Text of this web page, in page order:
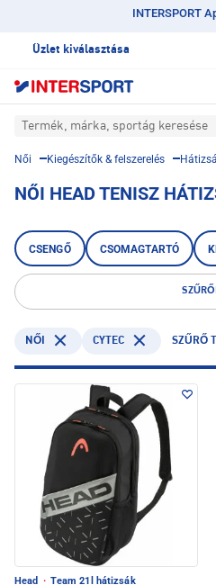
INTERSPORT
Üzlet kiválasztása
Termék, márka, sportág keresése
Női Kiegészítők & felszerelés
NŐI HEAD TENISZ
CSENGŐ CSOMAGTARTÓ
NŐI CYTEC SZŰRŐ
Head · Team 21l hátizsák